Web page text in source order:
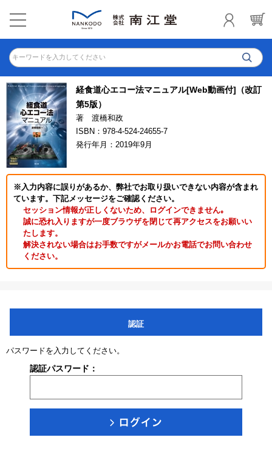
キーワードを入力してください
経食道心エコー法マニュアル[Web動画付]（改訂
第5版）
著 渡橋和政
ISBN：978-4-524-24655-7
発行年月：2019年9月
※入力内容に誤りがあるか、弊社でお取り扱いできない内容が含まれ
ています。下記メッセージをご確認ください。
セッション情報が正しくないため、ログインできません｡
誠に恐れ入りますが一度ブラウザを閉じて再アクセスをお願いい
たします。
解決されない場合はお手数ですがメールかお電話でお問い合わせ
ください。
認証
パスワードを入力してください。
認証パスワード：